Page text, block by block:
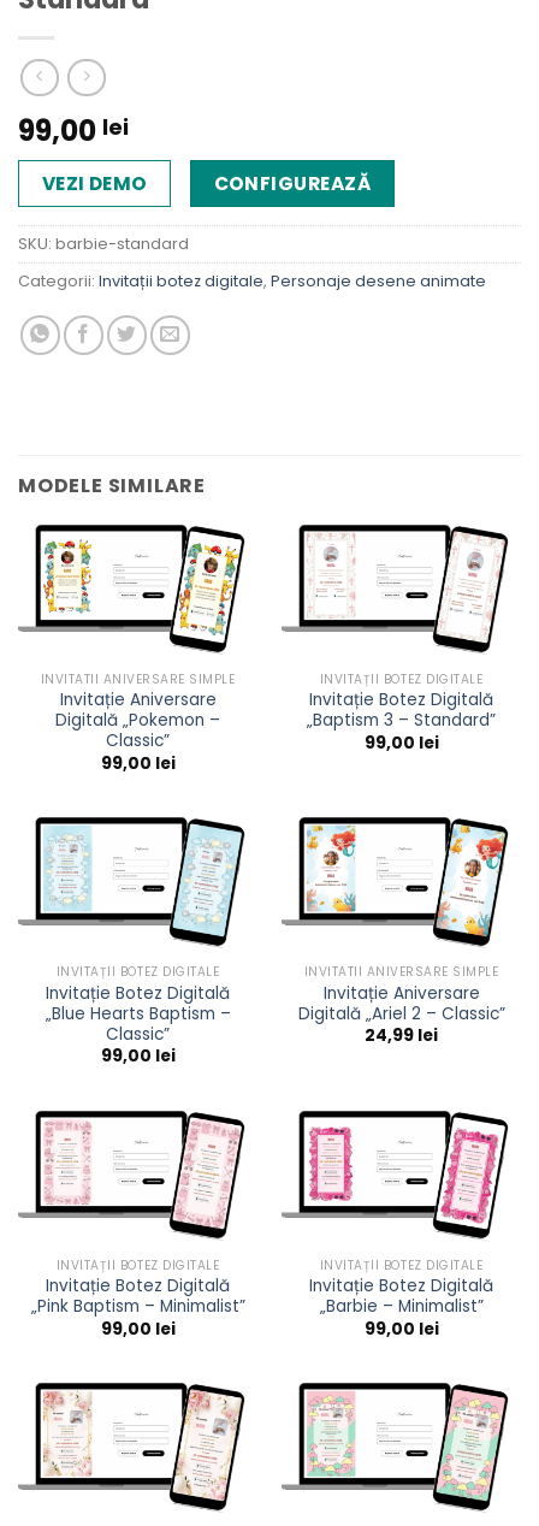
99,00 lei
VEZI DEMO CONFIGUREAZĂ
SKU: barbie-standard
Categorii: Invitații botez digitale, Personaje desene animate
MODELE SIMILARE
INVITATII ANIVERSARE SIMPLE
Invitație Aniversare
Digitală „Pokemon –
Classic”
99,00 lei
INVITAȚII BOTEZ DIGITALE
Invitație Botez Digitală
„Baptism 3 – Standard”
99,00 lei
INVITAȚII BOTEZ DIGITALE
Invitație Botez Digitală
„Blue Hearts Baptism –
Classic”
99,00 lei
INVITATII ANIVERSARE SIMPLE
Invitație Aniversare
Digitală „Ariel 2 – Classic”
24,99 lei
INVITAȚII BOTEZ DIGITALE
Invitație Botez Digitală
„Pink Baptism – Minimalist”
99,00 lei
INVITAȚII BOTEZ DIGITALE
Invitație Botez Digitală
„Barbie – Minimalist”
99,00 lei